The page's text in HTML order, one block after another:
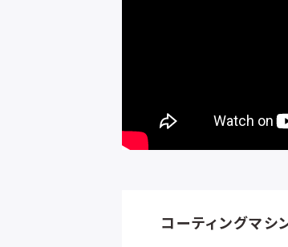
コーティングマシ